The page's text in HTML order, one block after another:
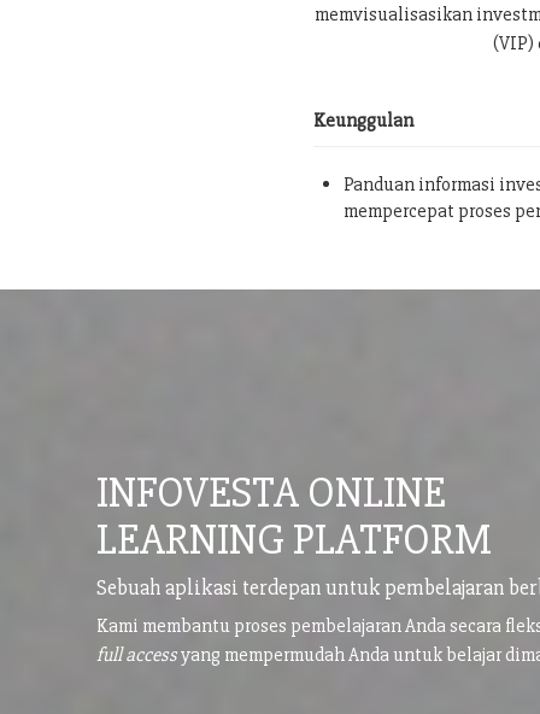
memvisualisasikan
(VIP)
Keunggulan
Panduan informasi
mempercepat proses
INFOVESTA ONLINE
LEARNING PLATFORM
Sebuah aplikasi terdepan untuk pembelajaran
Kami membantu proses pembelajaran Anda secara
full accessyang mempermudah Anda untuk belajar